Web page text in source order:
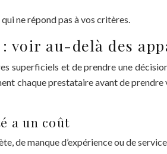
ne répond pas à vos critères.
voir au-delà des
superficiels et de prendre une
chaque prestataire avant de
a un coût
de manque d’expérience ou de